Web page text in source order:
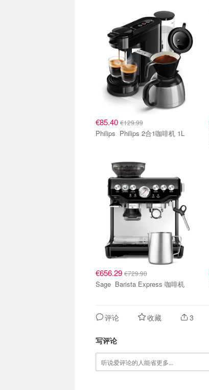
€85.40 €129.99
Philips Philips 2合1咖啡机 1L
€656.29 €729.90
Sage Barista Express 咖啡机
评论 收藏 3
写评论